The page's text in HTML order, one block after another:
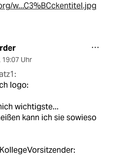
w...C3%BCckentitel.jpg
19:07 Uhr
logo:
wichtigste...
kann ich sie sowieso